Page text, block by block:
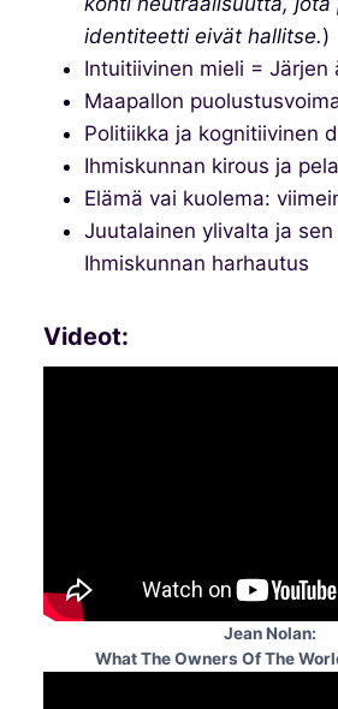
identiteetti eivät hallitse.)
Intuitiivinen mieli = Järjen
Maapallon
Politiikka ja kognitiivinen
Ihmiskunnan kirous ja
Elämä vai kuolema:
Juutalainen ylivalta ja
Ihmiskunnan harhautus
Videot:
Jean Nolan:
What The Owners Of The